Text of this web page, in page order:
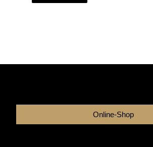
Online-Shop